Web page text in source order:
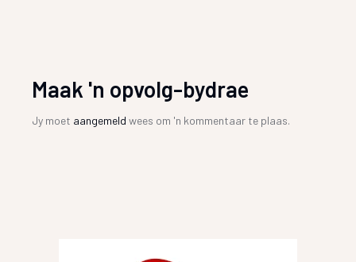
Maak 'n opvolg-bydrae
Jy moet aangemeld wees om 'n kommentaar te plaas.